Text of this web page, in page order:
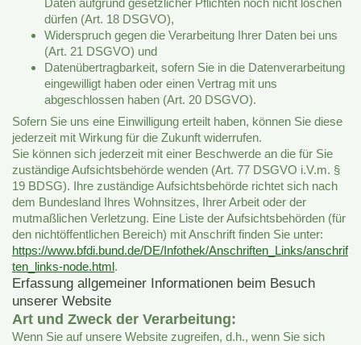
dürfen (Art. 18 DSGVO),
Widerspruch gegen die Verarbeitung Ihrer Daten bei uns
(Art. 21 DSGVO) und
Datenübertragbarkeit, sofern Sie in die Datenverarbeitung
eingewilligt haben oder einen Vertrag mit uns
abgeschlossen haben (Art. 20 DSGVO).
Sofern Sie uns eine Einwilligung erteilt haben, können Sie diese
jederzeit mit Wirkung für die Zukunft widerrufen.
Sie können sich jederzeit mit einer Beschwerde an die für Sie
zuständige Aufsichtsbehörde wenden (Art. 77 DSGVO i.V.m. §
19 BDSG). Ihre zuständige Aufsichtsbehörde richtet sich nach
dem Bundesland Ihres Wohnsitzes, Ihrer Arbeit oder der
mutmaßlichen Verletzung. Eine Liste der Aufsichtsbehörden (für
den nichtöffentlichen Bereich) mit Anschrift finden Sie unter:
https://www.bfdi.bund.de/DE/Infothek/Anschriften_Links/anschrif
ten_links-node.html.
Erfassung allgemeiner Informationen beim Besuch
unserer Website
Art und Zweck der Verarbeitung:
Wenn Sie auf unsere Website zugreifen, d.h., wenn Sie sich